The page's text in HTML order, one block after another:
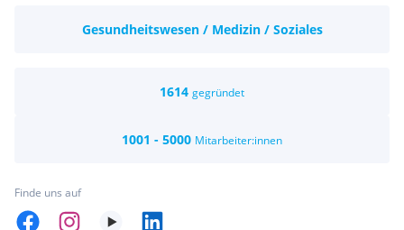
Bei uns schätzen wir die Arbeit unserer Mitarbeiter*innen.
Unser Krankenhaus bietet seinen Mitarbeiter*innen viele
Wertschätzung und Unterstützung bei der täglichen Arbeit
Fort- und Weiterbildungen in allen Fachbereichen
Vereinbarkeit von Beruf und Familie
Gesundheitswesen / Medizin / Soziales
1614 gegründet
1001 - 5000 Mitarbeiter:innen
Finde uns auf